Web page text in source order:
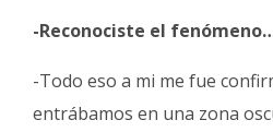
-Reconociste el
-Todo eso a mi me fue
entrábamos en una zona